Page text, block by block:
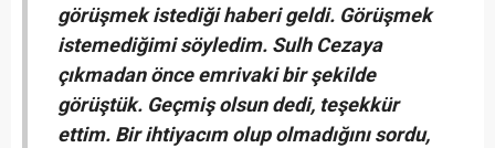
görüşmek istediği haberi geldi. Görüşmek
istemediğimi söyledim. Sulh Cezaya
çıkmadan önce emrivaki bir şekilde
görüştük. Geçmiş olsun dedi, teşekkür
ettim. Bir ihtiyacım olup olmadığını sordu,